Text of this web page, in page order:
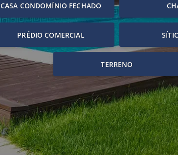
CASA CONDOMÍNIO FECHADO
PRÉDIO COMERCIAL
TERRENO